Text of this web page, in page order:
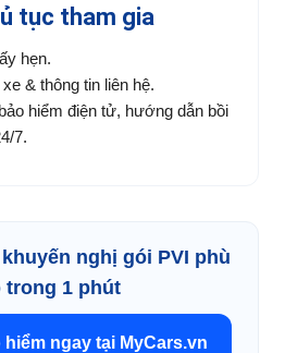
tục tham gia
hẹn.
& thông tin liên hệ.
hiểm điện tử, hướng dẫn bồi
7.
nghị gói PVI phù
trong 1 phút
ngay tại MyCars.vn